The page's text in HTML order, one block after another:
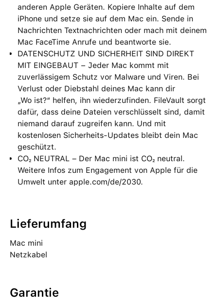
anderen Apple Geräten. Kopiere Inhalte auf dem
iPhone und setze sie auf dem Mac ein. Sende in
Nachrichten Textnachrichten oder mach mit deinem
Mac FaceTime Anrufe und beantworte sie.
DATENSCHUTZ UND SICHERHEIT SIND DIREKT
MIT EINGEBAUT − Jeder Mac kommt mit
zuverlässigem Schutz vor Malware und Viren. Bei
Verlust oder Diebstahl deines Mac kann dir
„Wo ist?“ helfen, ihn wiederzufinden. FileVault sorgt
dafür, dass deine Dateien verschlüsselt sind, damit
niemand darauf zugreifen kann. Und mit
kostenlosen Sicherheits-Updates bleibt dein Mac
geschützt.
CO₂ NEUTRAL – Der Mac mini ist CO₂ neutral.
Weitere Infos zum Engagement von Apple für die
Umwelt unter apple.com/de/2030.
Lieferumfang
Mac mini
Netzkabel
Garantie